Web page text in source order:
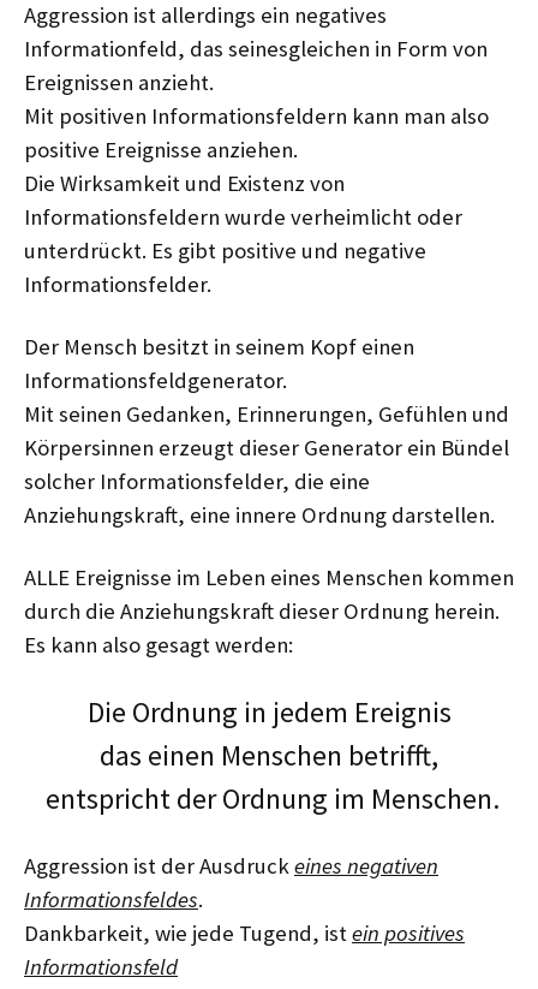
Aggression ist allerdings ein negatives
Informationfeld, das seinesgleichen in Form von
Ereignissen anzieht.
Mit positiven Informationsfeldern kann man also
positive Ereignisse anziehen.
Die Wirksamkeit und Existenz von
Informationsfeldern wurde verheimlicht oder
unterdrückt. Es gibt positive und negative
Informationsfelder.
Der Mensch besitzt in seinem Kopf einen
Informationsfeldgenerator.
Mit seinen Gedanken, Erinnerungen, Gefühlen und
Körpersinnen erzeugt dieser Generator ein Bündel
solcher Informationsfelder, die eine
Anziehungskraft, eine innere Ordnung darstellen.
ALLE Ereignisse im Leben eines Menschen kommen
durch die Anziehungskraft dieser Ordnung herein.
Es kann also gesagt werden:
Die Ordnung in jedem Ereignis
das einen Menschen betrifft,
entspricht der Ordnung im Menschen.
Aggression ist der Ausdruckeines negativen
Informationsfeldes.
Dankbarkeit, wie jede Tugend, istein positives
Informationsfeld